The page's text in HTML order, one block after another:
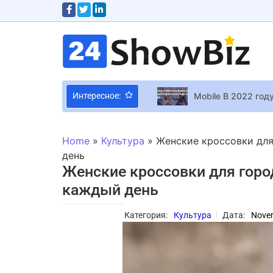
Интересное:
Mobile В 2022
Официально о
Epic Games Store
Black Desert
Правила жизни
Intergalactic: The
Home » Культура » Женские кроссовки
день
Женские кроссовки для
каждый день
Категория: Культура Дата: